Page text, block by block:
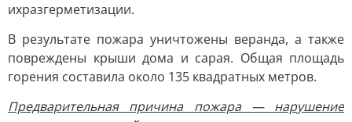
ихразгерметизации.
В результате пожара уничтожены веранда, а также
повреждены крыши дома и сарая. Общая площадь
горения составила около 135 квадратных метров.
Предварительная причина пожара — нарушение